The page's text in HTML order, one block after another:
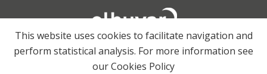
This website uses cookies to facilitate navigation and
perform statistical analysis. For more information see
ourCookies Policy